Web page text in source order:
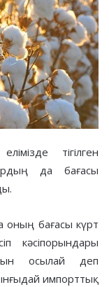
тігілген
да бағасы
оның бағасы күрт
кәсіпорындары
осылай деп
импорттық